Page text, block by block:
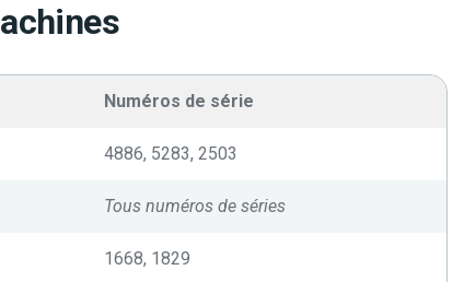
Numéros de série
4886, 5283, 2503
Tous numéros de séries
1668, 1829